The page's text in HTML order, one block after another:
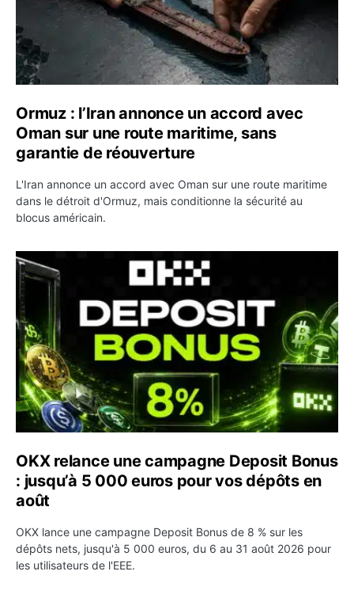
Ormuz : l’Iran annonce un accord avec
Oman sur une route maritime, sans
garantie de réouverture
L'Iran annonce un accord avec Oman sur une route maritime
dans le détroit d'Ormuz, mais conditionne la sécurité au
blocus américain.
OKX relance une campagne Deposit Bonus : jusqu’à 5
OKX relance une campagne Deposit Bonus
: jusqu’à 5 000 euros pour vos dépôts en
août
OKX lance une campagne Deposit Bonus de 8 % sur les
dépôts nets, jusqu'à 5 000 euros, du 6 au 31 août 2026 pour
les utilisateurs de l'EEE.